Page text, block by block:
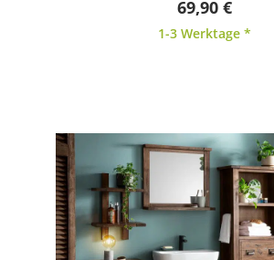
69,90 €
1-3 Werktage *